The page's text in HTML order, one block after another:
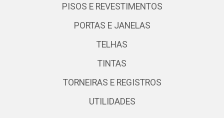
PISOS E REVESTIMENTOS
PORTAS E JANELAS
TELHAS
TINTAS
TORNEIRAS E REGISTROS
UTILIDADES